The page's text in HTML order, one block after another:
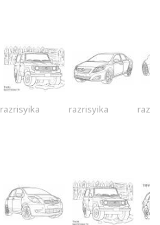
razrisyika razrisyika